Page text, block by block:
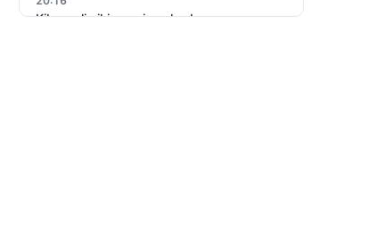
Kiberpolis iki gənci saxlayıb